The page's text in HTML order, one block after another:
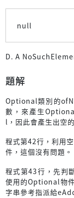
null
D. A
題解
Optional類別的
數，來產生
l，因此會產生出空
程式第42行，利用
件，這個沒有問題。
程式第43行，先判
使用的Optional物
字串參考指派給